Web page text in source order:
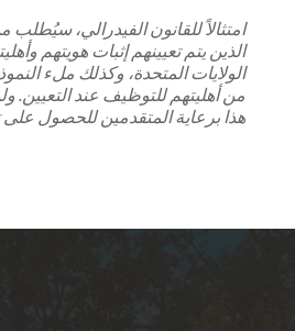
امتثالاً للقانون الفيدرالي،
الذين يتم تعيينهم إثبات هويتهم
الولايات المتحدة، وكذلك ملء
من أهليتهم للتوظيف عند
هذا برعاية المتقدمين للحصول